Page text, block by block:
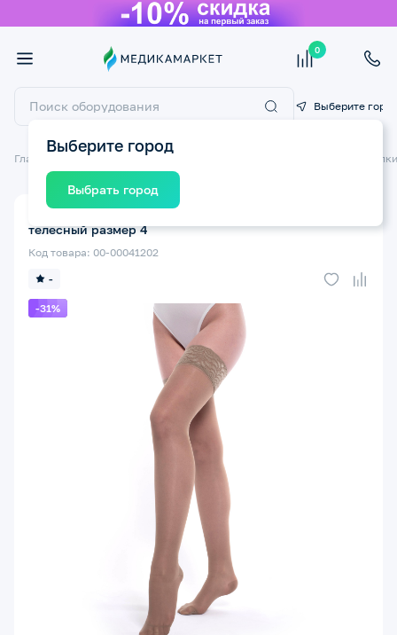
0
Выберите город
Выберите город
Выбрать город
Главная Компрессионный трикотаж
-31%
-
Код товара: 00-00041202
телесный размер 4